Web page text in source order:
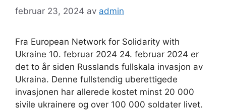
februar 23, 2024 av admin
Fra European Network for Solidarity with
Ukraine 10. februar 2024 24. februar 2024 er
det to år siden Russlands fullskala invasjon av
Ukraina. Denne fullstendig uberettigede
invasjonen har allerede kostet minst 20 000
sivile ukrainere og over 100 000 soldater livet.